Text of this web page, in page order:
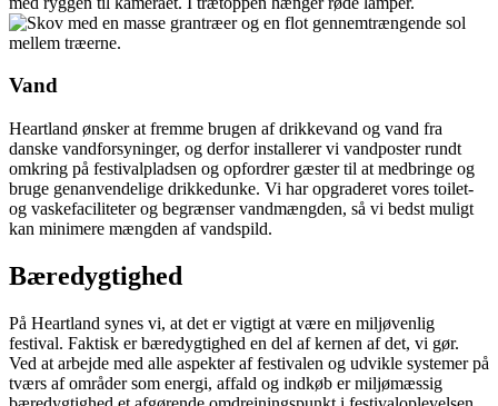
Vand
Heartland ønsker at fremme brugen af drikkevand og vand fra
danske vandforsyninger, og derfor installerer vi vandposter rundt
omkring på festivalpladsen og opfordrer gæster til at medbringe og
bruge genanvendelige drikkedunke. Vi har opgraderet vores toilet-
og vaskefaciliteter og begrænser vandmængden, så vi bedst muligt
kan minimere mængden af vandspild.
Bæredygtighed
På Heartland synes vi, at det er vigtigt at være en miljøvenlig
festival. Faktisk er bæredygtighed en del af kernen af det, vi gør.
Ved at arbejde med alle aspekter af festivalen og udvikle systemer på
tværs af områder som energi, affald og indkøb er miljømæssig